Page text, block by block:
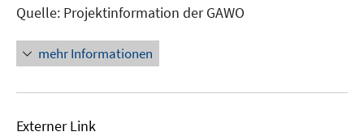
Quelle: Projektinformation der GAWO
mehr Informationen
Externer Link